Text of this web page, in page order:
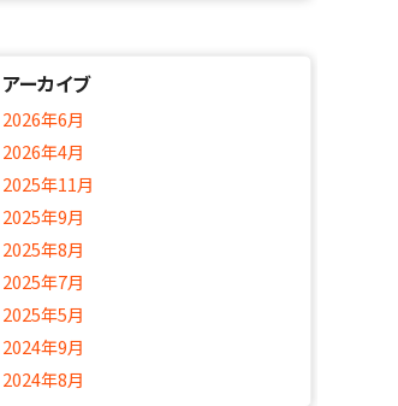
アーカイブ
2026年6月
2026年4月
2025年11月
2025年9月
2025年8月
2025年7月
2025年5月
2024年9月
2024年8月